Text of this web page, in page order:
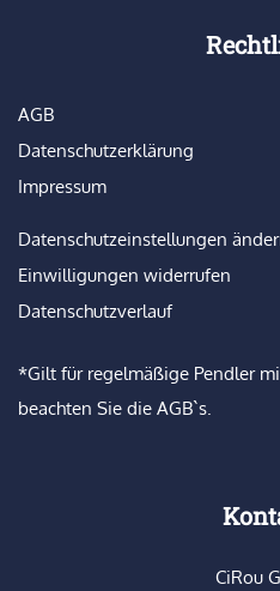
AGB
Datenschutzerklärung
Impressum
Datenschutzeinstellungen
Einwilligungen widerrufen
Datenschutzverlauf
*Gilt für regelmäßige Pendler
beachten Sie die AGB`s.
CiRou